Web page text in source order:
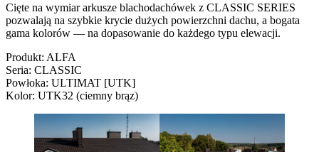
Cięte na wymiar arkusze blachodachówek z CLASSIC SERIES
pozwalają na szybkie krycie dużych powierzchni dachu, a bogata
gama kolorów — na dopasowanie do każdego typu elewacji.
Produkt: ALFA
Seria: CLASSIC
Powłoka: ULTIMAT [UTK]
Kolor: UTK32 (ciemny brąz)